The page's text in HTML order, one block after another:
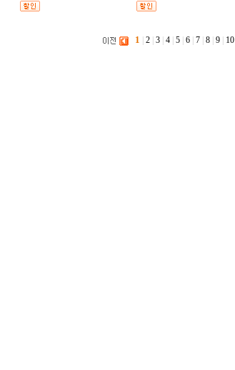
1 2 3 4 5 6 7 8 9 10